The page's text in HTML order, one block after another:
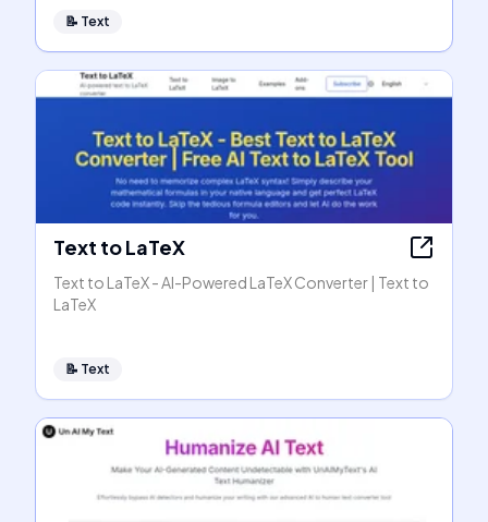
📝 Text
Text to LaTeX
Text to LaTeX - AI-Powered LaTeX Converter | Text to
LaTeX
📝 Text